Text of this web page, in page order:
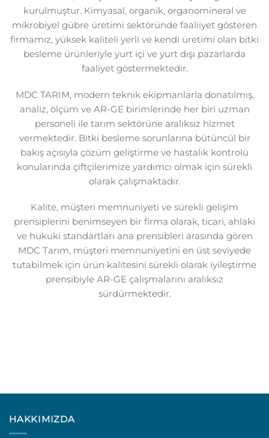
kurulmuştur. Kimyasal, organik, organomineral ve
mikrobiyel gübre üretimi sektöründe faaliiyet gösteren
firmamız, yüksek kaliteli yerli ve kendi üretimi olan bitki
besleme ürünleriyle yurt içi ve yurt dışı pazarlarda
faaliyet göstermektedir.
MDC TARIM, modern teknik ekipmanlarla donatılmış,
analiz, ölçüm ve AR-GE birimlerinde her biri uzman
personeli ile tarım sektörüne aralıksız hizmet
vermektedir. Bitki besleme sorunlarına bütüncül bir
bakış açısıyla çözüm geliştirme ve hastalık kontrolü
konularında çiftçilerimize yardımcı olmak için sürekli
olarak çalışmaktadır.
Kalite, müşteri memnuniyeti ve sürekli gelişim
prensiplerini benimseyen bir firma olarak, ticari, ahlaki
ve hukuki standartları ana prensibleri arasında gören
MDC Tarım, müşteri memnuniyetini en üst seviyede
tutabilmek için ürün kalitesini sürekli olarak iyileştirme
prensibiyle AR-GE çalışmalarını aralıksız
sürdürmektedir.
HAKKIMIZDA